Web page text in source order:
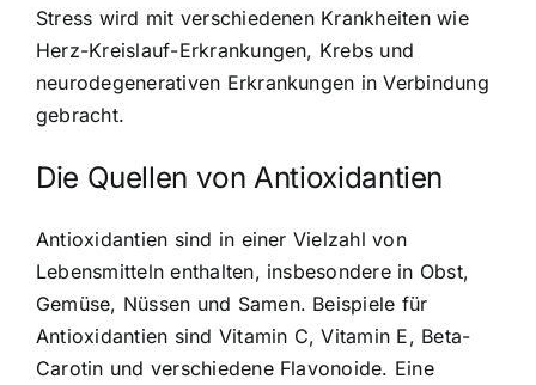
Stress wird mit verschiedenen Krankheiten wie
Herz-Kreislauf-Erkrankungen, Krebs und
neurodegenerativen Erkrankungen in Verbindung
gebracht.
Die Quellen von Antioxidantien
Antioxidantien sind in einer Vielzahl von
Lebensmitteln enthalten, insbesondere in Obst,
Gemüse, Nüssen und Samen. Beispiele für
Antioxidantien sind Vitamin C, Vitamin E, Beta-
Carotin und verschiedene Flavonoide. Eine